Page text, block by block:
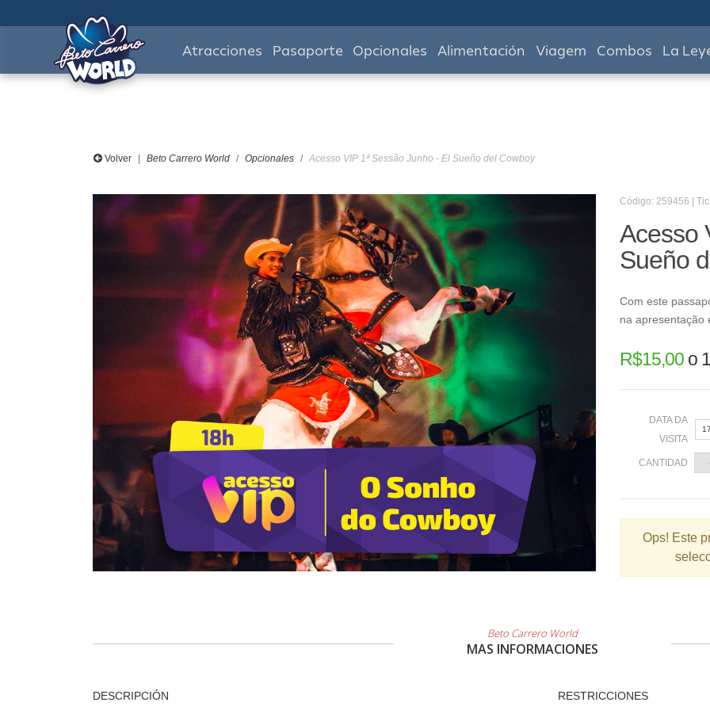
Atracciones Pasaporte Opcionales Alimentación Viagem Combos La
Volver Beto Carrero World Opcionales Acesso VIP 1ª Sessão Junho - El Sueño del Cowboy
Código: 259456 |
Acesso
Sueño
Com este
na apresentação
R$15,00o
DATA DA
VISITA
2
9
CANTIDAD
Ops! Este
Beto Carrero World
MAS INFORMACIONES
DESCRIPCIÓN
RESTRICCIONES